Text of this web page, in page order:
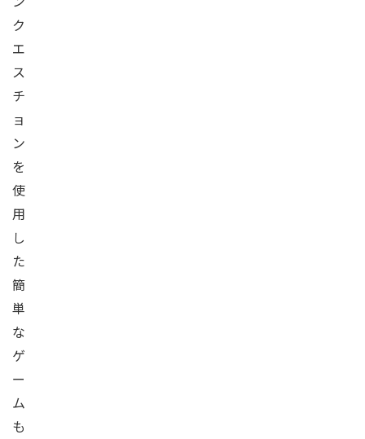
ク
エ
ス
チ
ョ
ン
を
使
用
し
た
簡
単
な
ゲ
ー
ム
も